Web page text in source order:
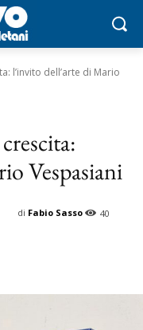
l’invito dell’arte di Mario
Vespasiani
40
di Fabio Sasso